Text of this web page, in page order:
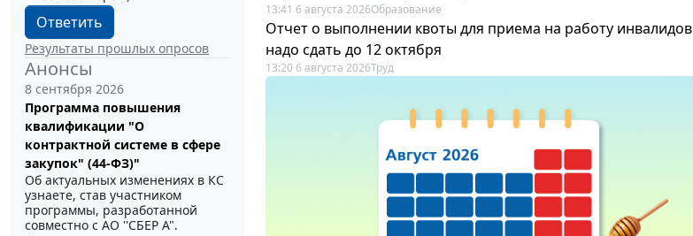
Ответить
Результаты прошлых опросов
Анонсы
8 сентября 2026
Программа повышения
квалификации "О
контрактной системе в сфере
закупок" (44-ФЗ)"
Об актуальных изменениях в КС
узнаете, став участником
программы, разработанной
совместно с АО ''СБЕР А".
13:41 6 августа 2026Образование
Отчет о выполнении квоты для приема на работу инвалидов
надо сдать до 12 октября
13:20 6 августа 2026Труд